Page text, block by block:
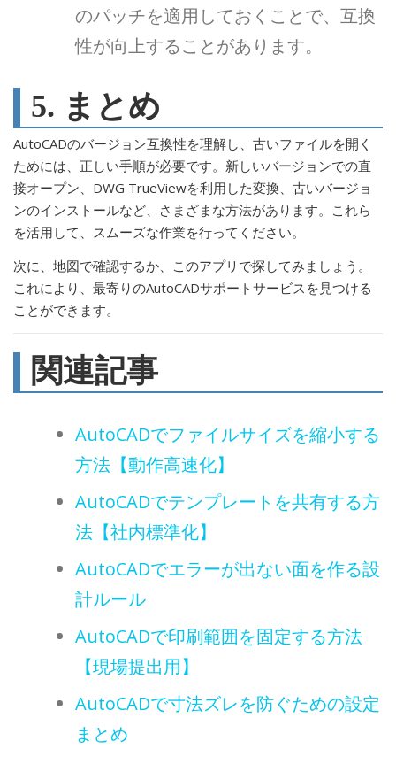
のパッチを適用しておくことで、互換
性が向上することがあります。
5. まとめ
AutoCADのバージョン互換性を理解し、古いファイルを開く
ためには、正しい手順が必要です。新しいバージョンでの直
接オープン、DWG TrueViewを利用した変換、古いバージョ
ンのインストールなど、さまざまな方法があります。これら
を活用して、スムーズな作業を行ってください。
次に、地図で確認するか、このアプリで探してみましょう。
これにより、最寄りのAutoCADサポートサービスを見つける
ことができます。
関連記事
AutoCADでファイルサイズを縮小する
方法【動作高速化】
AutoCADでテンプレートを共有する方
法【社内標準化】
AutoCADでエラーが出ない面を作る設
計ルール
AutoCADで印刷範囲を固定する方法
【現場提出用】
AutoCADで寸法ズレを防ぐための設定
まとめ